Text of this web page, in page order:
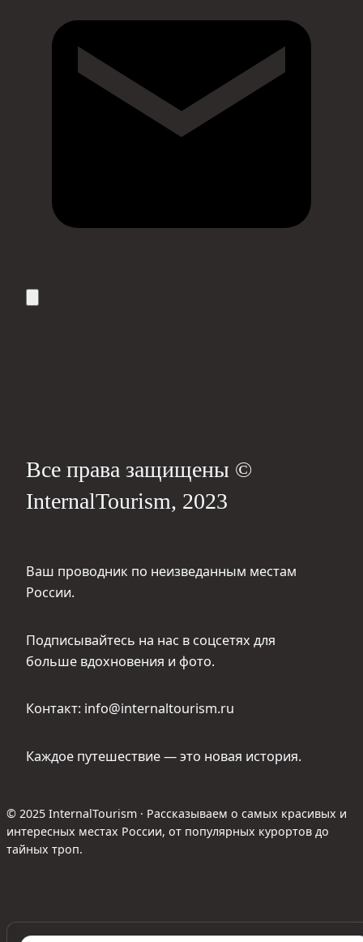
Все права защищены ©
InternalTourism, 2023
Ваш проводник по неизведанным местам
России.
Подписывайтесь на нас в соцсетях для
больше вдохновения и фото.
Контакт: info@internaltourism.ru
Каждое путешествие — это новая история.
© 2025 InternalTourism · Рассказываем о самых красивых и
интересных местах России, от популярных курортов до
тайных троп.